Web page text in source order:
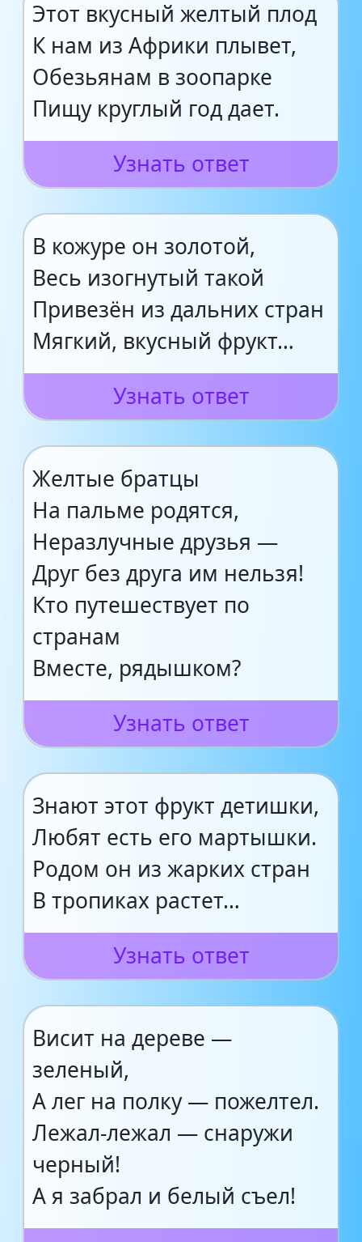
Этот вкусный желтый плод
К нам из Африки плывет,
Обезьянам в зоопарке
Пищу круглый год дает.
Узнать ответ
В кожуре он золотой,
Весь изогнутый такой
Привезён из дальних стран
Мягкий, вкусный фрукт…
Узнать ответ
Желтые братцы
На пальме родятся,
Неразлучные друзья —
Друг без друга им нельзя!
Кто путешествует по
странам
Вместе, рядышком?
Узнать ответ
Знают этот фрукт детишки,
Любят есть его мартышки.
Родом он из жарких стран
В тропиках растет…
Узнать ответ
Висит на дереве —
зеленый,
А лег на полку — пожелтел.
Лежал-лежал — снаружи
черный!
А я забрал и белый съел!